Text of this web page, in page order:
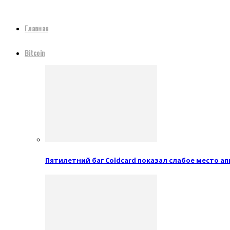
Главная
Bitcoin
Пятилетний баг Coldcard показал слабое место